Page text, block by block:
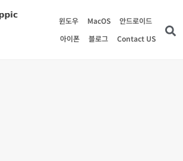
윈도우 MacOS
안드로이드
아이폰
블로그 Contact US